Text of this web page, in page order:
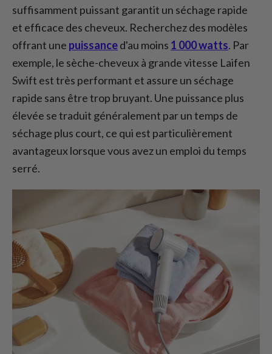
suffisamment puissant garantit un séchage rapide
et efficace des cheveux. Recherchez des modèles
offrant une puissanced'au moins 1 000 watts. Par
exemple, le sèche-cheveux à grande vitesse Laifen
Swift est très performant et assure un séchage
rapide sans être trop bruyant. Une puissance plus
élevée se traduit généralement par un temps de
séchage plus court, ce qui est particulièrement
avantageux lorsque vous avez un emploi du temps
serré.